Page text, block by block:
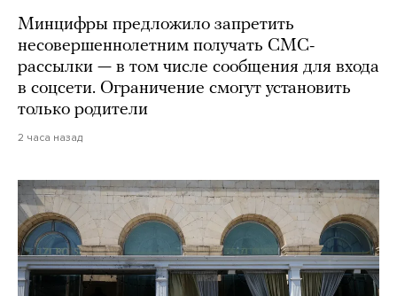
Минцифры предложило запретить
несовершеннолетним получать СМС-
рассылки — в том числе сообщения для входа
в соцсети. Ограничение смогут установить
только родители
2 часа назад